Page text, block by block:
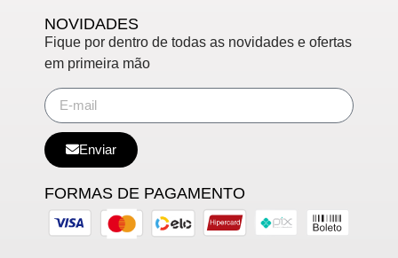
NOVIDADES
Fique por dentro de todas as novidades e ofertas
em primeira mão
Enviar
FORMAS DE PAGAMENTO